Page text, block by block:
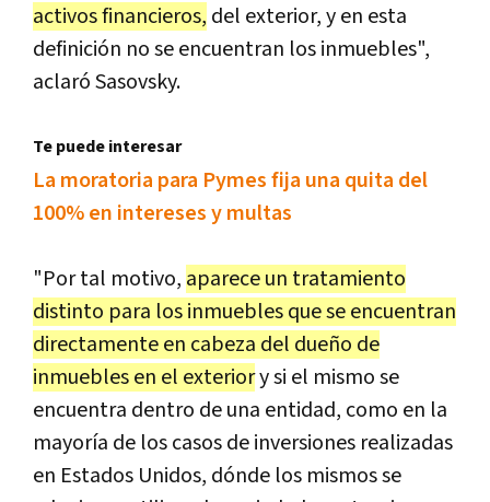
activos financieros, del exterior, y en esta
definición no se encuentran los inmuebles",
aclaró Sasovsky.
Te puede interesar
La moratoria para Pymes fija una quita del
100% en intereses y multas
"Por tal motivo, aparece un tratamiento
distinto para los inmuebles que se encuentran
directamente en cabeza del dueño de
inmuebles en el exteriory si el mismo se
encuentra dentro de una entidad, como en la
mayoría de los casos de inversiones realizadas
en Estados Unidos, dónde los mismos se